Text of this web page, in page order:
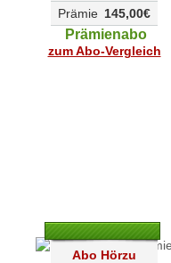
145,00€
Prämie
Prämienabo
zum Abo-Vergleich
Abo Hörzu